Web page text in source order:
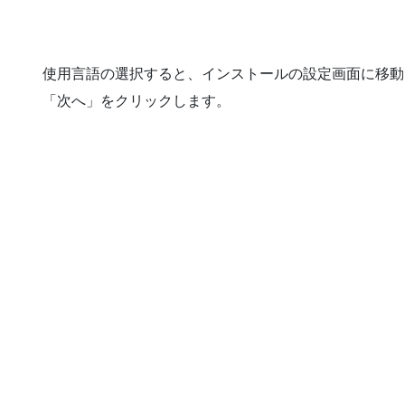
使用言語の選択すると、インストールの設定画面に移
「次へ」をクリックします。